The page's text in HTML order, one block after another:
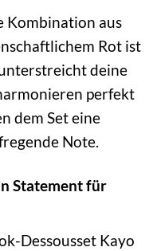
Kombination aus
Rot ist
deine
perfekt
dem Set eine
Note.
Statement für
Dessousset Kayo